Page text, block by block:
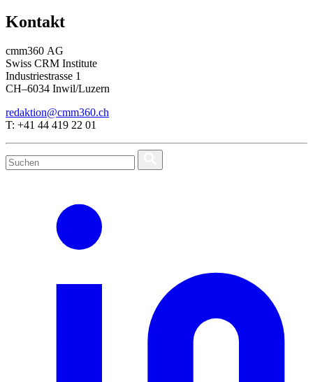
Kontakt
cmm360 AG
Swiss CRM Institute
Industriestrasse 1
CH–6034 Inwil/Luzern
redaktion@cmm360.ch
T: +41 44 419 22 01